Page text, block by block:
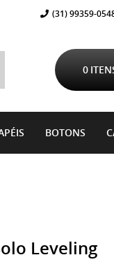
(31)99359-
0
BOTONS
Leveling